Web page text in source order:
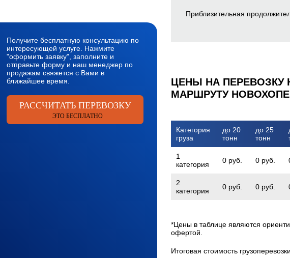
Получите бесплатную консультацию по
интересующей услуге. Нажмите
"оформить заявку", заполните и
отправьте форму и наш менеджер по
продажам свяжется с Вами в
ближайшее время.
РАССЧИТАТЬ ПЕРЕВОЗКУ
ЭТО БЕСПЛАТНО
Приблизительная
ЦЕНЫ НА ПЕРЕВОЗКУ
МАРШРУТУ
Категория
груза
до 20
тонн
до 25
тонн
1
категория
0 руб. 0 руб.
2
категория
0 руб. 0 руб.
*Цены в таблице являются
офертой.
Итоговая стоимость